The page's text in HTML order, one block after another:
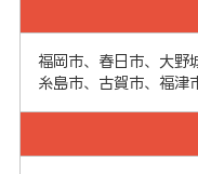
福岡市、春日市、大野
糸島市、古賀市、福津